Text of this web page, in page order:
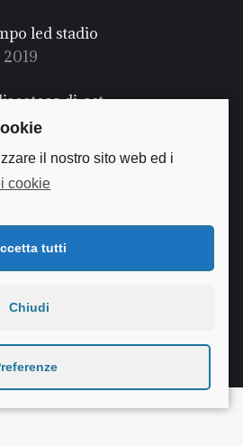
il nostro sito web ed i
cookie
tutti
Chiudi
led stadio
dj-set
links